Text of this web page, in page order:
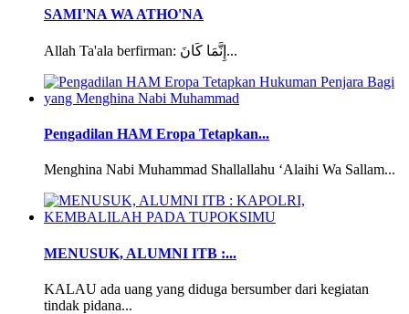
SAMI'NA WA ATHO'NA
Allah Ta'ala berfirman: إِنَّمَا كَانَ...
Pengadilan HAM Eropa Tetapkan...
Menghina Nabi Muhammad Shallallahu ‘Alaihi Wa Sallam...
MENUSUK, ALUMNI ITB :...
KALAU ada uang yang diduga bersumber dari kegiatan
tindak pidana...